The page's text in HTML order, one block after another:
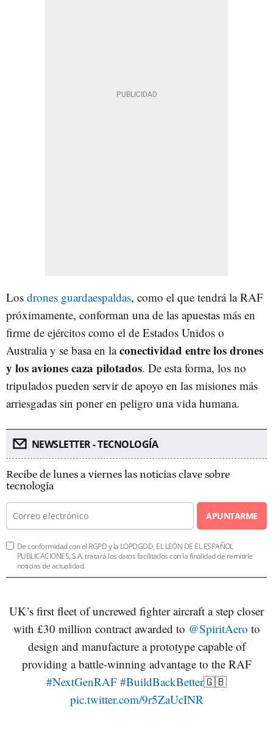
Los drones guardaespaldas, como el que tendrá la RAF
próximamente, conforman una de las apuestas más en
firme de ejércitos como el de Estados Unidos o
Australia y se basa en laconectividad entre los drones
y los aviones caza pilotados. De esta forma, los no
tripulados pueden servir de apoyo en las misiones más
arriesgadas sin poner en peligro una vida humana.
NEWSLETTER - TECNOLOGÍA
Recibe de lunes a viernes las noticias clave sobre
tecnología
APUNTARME
De conformidad con el RGPD y la LOPDGDD, EL LEÓN DE EL ESPAÑOL
PUBLICACIONES, S.A. tratará los datos facilitados con la finalidad de remitirle
noticias de actualidad.
UK’s first fleet of uncrewed fighter aircraft a step closer
with £30 million contract awarded to @SpiritAero to
design and manufacture a prototype capable of
providing a battle-winning advantage to the RAF
#NextGenRAF #BuildBackBetter🇬🇧
pic.twitter.com/9r5ZaUcINR